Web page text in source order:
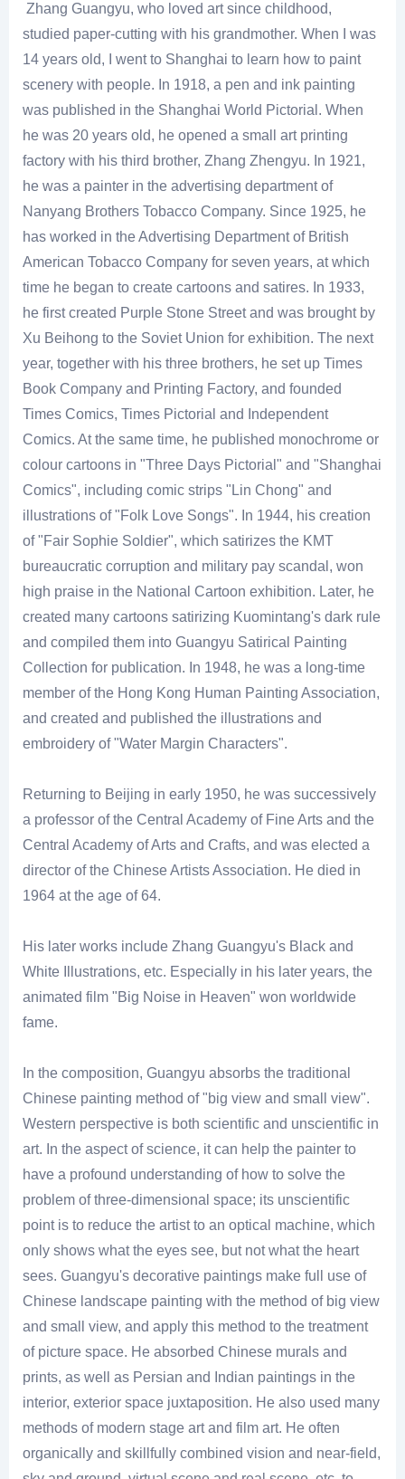
Zhang Guangyu, who loved art since childhood,
studied paper-cutting with his grandmother. When I was
14 years old, I went to Shanghai to learn how to paint
scenery with people. In 1918, a pen and ink painting
was published in the Shanghai World Pictorial. When
he was 20 years old, he opened a small art printing
factory with his third brother, Zhang Zhengyu. In 1921,
he was a painter in the advertising department of
Nanyang Brothers Tobacco Company. Since 1925, he
has worked in the Advertising Department of British
American Tobacco Company for seven years, at which
time he began to create cartoons and satires. In 1933,
he first created Purple Stone Street and was brought by
Xu Beihong to the Soviet Union for exhibition. The next
year, together with his three brothers, he set up Times
Book Company and Printing Factory, and founded
Times Comics, Times Pictorial and Independent
Comics. At the same time, he published monochrome or
colour cartoons in "Three Days Pictorial" and "Shanghai
Comics", including comic strips "Lin Chong" and
illustrations of "Folk Love Songs". In 1944, his creation
of "Fair Sophie Soldier", which satirizes the KMT
bureaucratic corruption and military pay scandal, won
high praise in the National Cartoon exhibition. Later, he
created many cartoons satirizing Kuomintang's dark rule
and compiled them into Guangyu Satirical Painting
Collection for publication. In 1948, he was a long-time
member of the Hong Kong Human Painting Association,
and created and published the illustrations and
embroidery of "Water Margin Characters".
Returning to Beijing in early 1950, he was successively
a professor of the Central Academy of Fine Arts and the
Central Academy of Arts and Crafts, and was elected a
director of the Chinese Artists Association. He died in
1964 at the age of 64.
His later works include Zhang Guangyu's Black and
White Illustrations, etc. Especially in his later years, the
animated film "Big Noise in Heaven" won worldwide
fame.
In the composition, Guangyu absorbs the traditional
Chinese painting method of "big view and small view".
Western perspective is both scientific and unscientific in
art. In the aspect of science, it can help the painter to
have a profound understanding of how to solve the
problem of three-dimensional space; its unscientific
point is to reduce the artist to an optical machine, which
only shows what the eyes see, but not what the heart
sees. Guangyu's decorative paintings make full use of
Chinese landscape painting with the method of big view
and small view, and apply this method to the treatment
of picture space. He absorbed Chinese murals and
prints, as well as Persian and Indian paintings in the
interior, exterior space juxtaposition. He also used many
methods of modern stage art and film art. He often
organically and skillfully combined vision and near-field,